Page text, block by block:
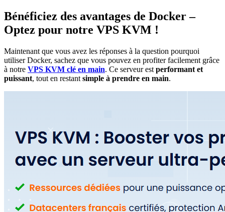
Bénéficiez des avantages de Docker –
Optez pour notre VPS KVM !
Maintenant que vous avez les réponses à la question pourquoi
utiliser Docker, sachez que vous pouvez en profiter facilement grâce
à notre VPS KVM clé en main. Ce serveur est performant et
puissant, tout en restant simple à prendre en main.